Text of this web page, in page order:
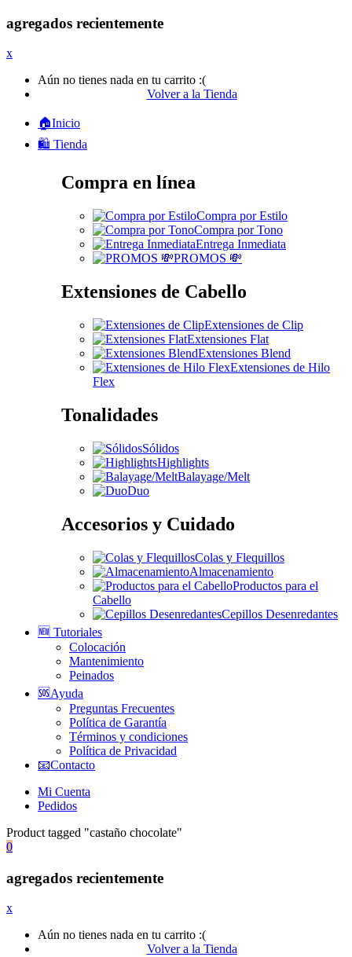
agregados recientemente
x
Aún no tienes nada en tu carrito :(
Volver a la Tienda
🏠Inicio
🛍️ Tienda
Compra en línea
Compra por Estilo
Compra por Tono
Entrega Inmediata
PROMOS 💸
Extensiones de Cabello
Extensiones de Clip
Extensiones Flat
Extensiones Blend
Extensiones de Hilo
Flex
Tonalidades
Sólidos
Highlights
Balayage/Melt
Duo
Accesorios y Cuidado
Colas y Flequillos
Almacenamiento
Productos para el
Cabello
Cepillos Desenredantes
🆕 Tutoriales
Colocación
Mantenimiento
Peinados
🆘Ayuda
Preguntas Frecuentes
Política de Garantía
Términos y condiciones
Política de Privacidad
📧Contacto
Mi Cuenta
Pedidos
Product tagged "castaño chocolate"
0
agregados recientemente
x
Aún no tienes nada en tu carrito :(
Volver a la Tienda